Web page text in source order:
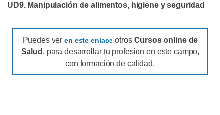
UD9. Manipulación de alimentos, higiene y seguridad
Puedes ver en este enlaceotros Cursos online de
Salud , para desarrollar tu profesión en este campo,
con formación de calidad.